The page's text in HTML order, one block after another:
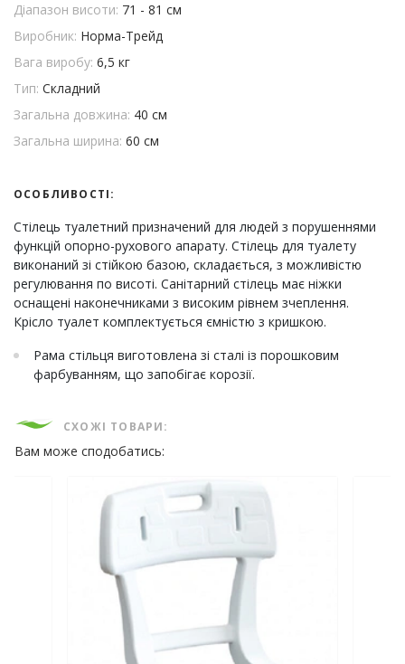
Діапазон висоти: 71 - 81 см
Виробник: Норма-Трейд
Вага виробу: 6,5 кг
Тип: Складний
Загальна довжина: 40 см
Загальна ширина: 60 см
ОСОБЛИВОСТІ:
Стілець туалетний призначений для людей з порушеннями
функцій опорно-рухового апарату. Стілець для туалету
виконаний зі стійкою базою, складається, з можливістю
регулювання по висоті. Санітарний стілець має ніжки
оснащені наконечниками з високим рівнем зчеплення.
Крісло туалет комплектується ємністю з кришкою.
Рама стільця виготовлена зі сталі із порошковим
фарбуванням, що запобігає корозії.
СХОЖІ ТОВАРИ:
Вам може сподобатись: